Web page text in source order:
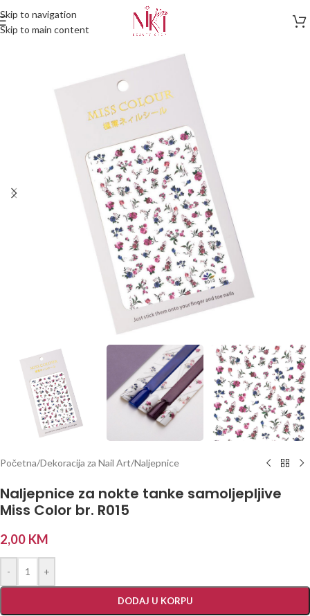
Skip to navigation
Skip to main content
Početna/Dekoracija za Nail Art/Naljepnice
Naljepnice za nokte tanke samoljepljive
Miss Color br. R015
2,00 KM
- +
DODAJ U KORPU